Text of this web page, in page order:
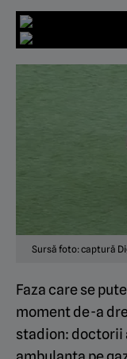
Sursă foto: captură
Faza care se
moment de-a
stadion: doctorii